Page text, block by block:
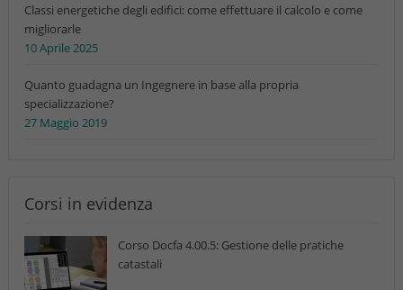
Classi energetiche degli edifici: come effettuare il calcolo e come
migliorarle
10 Aprile 2025
Quanto guadagna un Ingegnere in base alla propria
specializzazione?
27 Maggio 2019
Corsi in evidenza
Corso Docfa 4.00.5: Gestione delle pratiche
catastali